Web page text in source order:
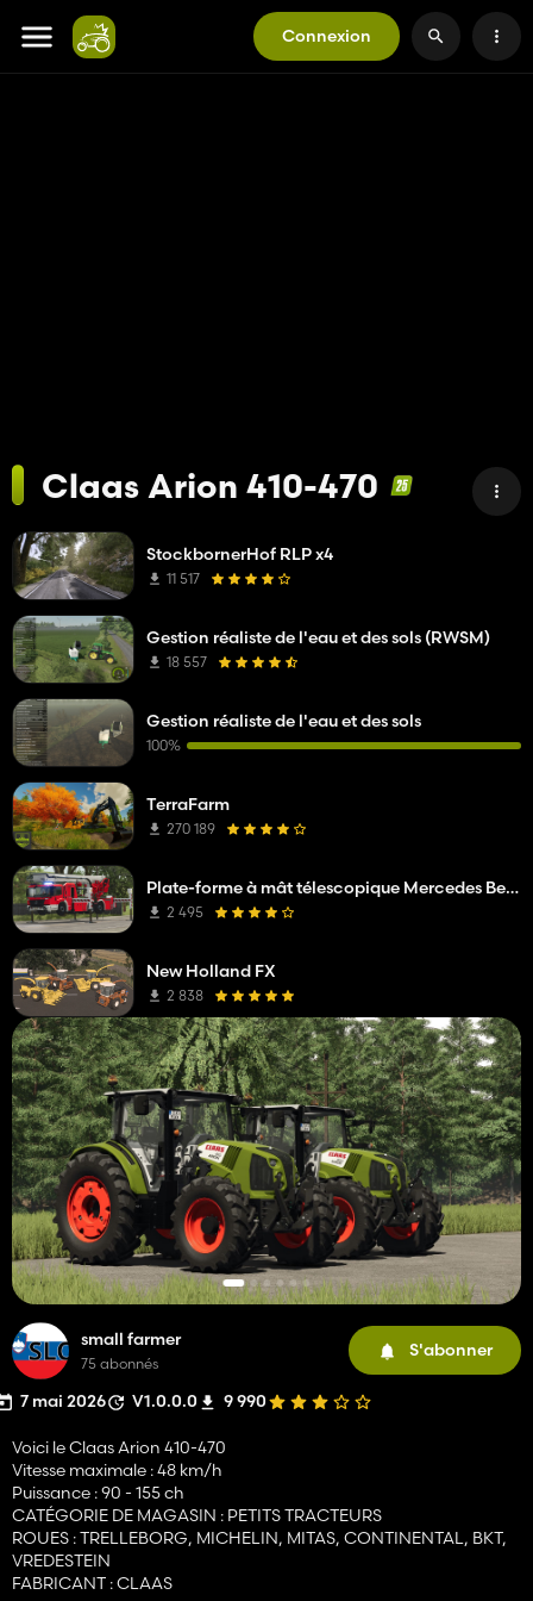
Connexion
Claas Arion 410-470
small farmer
75 abonnés
S'abonner
7 mai 2026 V1.0.0.0 9 990
Voici le Claas Arion 410-470
Vitesse maximale : 48 km/h
Puissance : 90 - 155 ch
CATÉGORIE DE MAGASIN : PETITS TRACTEURS
ROUES : TRELLEBORG, MICHELIN, MITAS, CONTINENTAL, BKT,
VREDESTEIN
FABRICANT : CLAAS
StockbornerHof RLP x4
11 517
Gestion réaliste de l'eau et des sols (RWSM)
18 557
Gestion réaliste de l'eau et des sols
100%
TerraFarm
270 189
Plate-forme à mât télescopique Mercedes Benz Econic WISS
2 495
New Holland FX
2 838